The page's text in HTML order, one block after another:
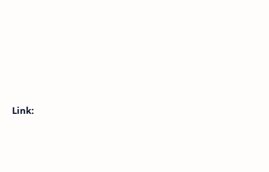
Link: